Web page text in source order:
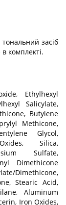
засіб
комплекті.
Ethylhexyl
Salicylate,
Butylene
Methicone,
Glycol,
Silica,
Sulfate,
Dimethicone
Dimethicone,
Stearic Acid,
Aluminum
Iron Oxides,